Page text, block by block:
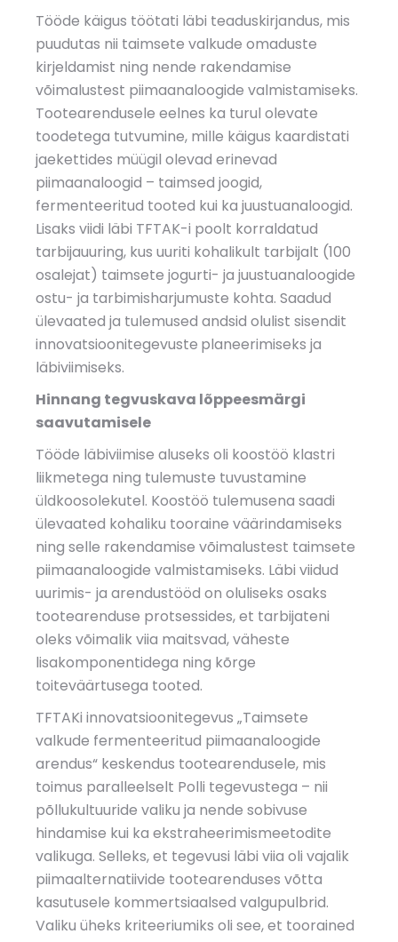
Tööde käigus töötati läbi teaduskirjandus, mis
puudutas nii taimsete valkude omaduste
kirjeldamist ning nende rakendamise
võimalustest piimaanaloogide valmistamiseks.
Tootearendusele eelnes ka turul olevate
toodetega tutvumine, mille käigus kaardistati
jaekettides müügil olevad erinevad
piimaanaloogid – taimsed joogid,
fermenteeritud tooted kui ka juustuanaloogid.
Lisaks viidi läbi TFTAK-i poolt korraldatud
tarbijauuring, kus uuriti kohalikult tarbijalt (100
osalejat) taimsete jogurti- ja juustuanaloogide
ostu- ja tarbimisharjumuste kohta. Saadud
ülevaated ja tulemused andsid olulist sisendit
innovatsioonitegevuste planeerimiseks ja
läbiviimiseks.
Hinnang tegvuskava lõppeesmärgi
saavutamisele
Tööde läbiviimise aluseks oli koostöö klastri
liikmetega ning tulemuste tuvustamine
üldkoosolekutel. Koostöö tulemusena saadi
ülevaated kohaliku tooraine väärindamiseks
ning selle rakendamise võimalustest taimsete
piimaanaloogide valmistamiseks. Läbi viidud
uurimis- ja arendustööd on oluliseks osaks
tootearenduse protsessides, et tarbijateni
oleks võimalik viia maitsvad, väheste
lisakomponentidega ning kõrge
toiteväärtusega tooted.
TFTAKi innovatsioonitegevus „Taimsete
valkude fermenteeritud piimaanaloogide
arendus“ keskendus tootearendusele, mis
toimus paralleelselt Polli tegevustega – nii
põllukultuuride valiku ja nende sobivuse
hindamise kui ka ekstraheerimismeetodite
valikuga. Selleks, et tegevusi läbi viia oli vajalik
piimaalternatiivide tootearenduses võtta
kasutusele kommertsiaalsed valgupulbrid.
Valiku üheks kriteeriumiks oli see, et toorained